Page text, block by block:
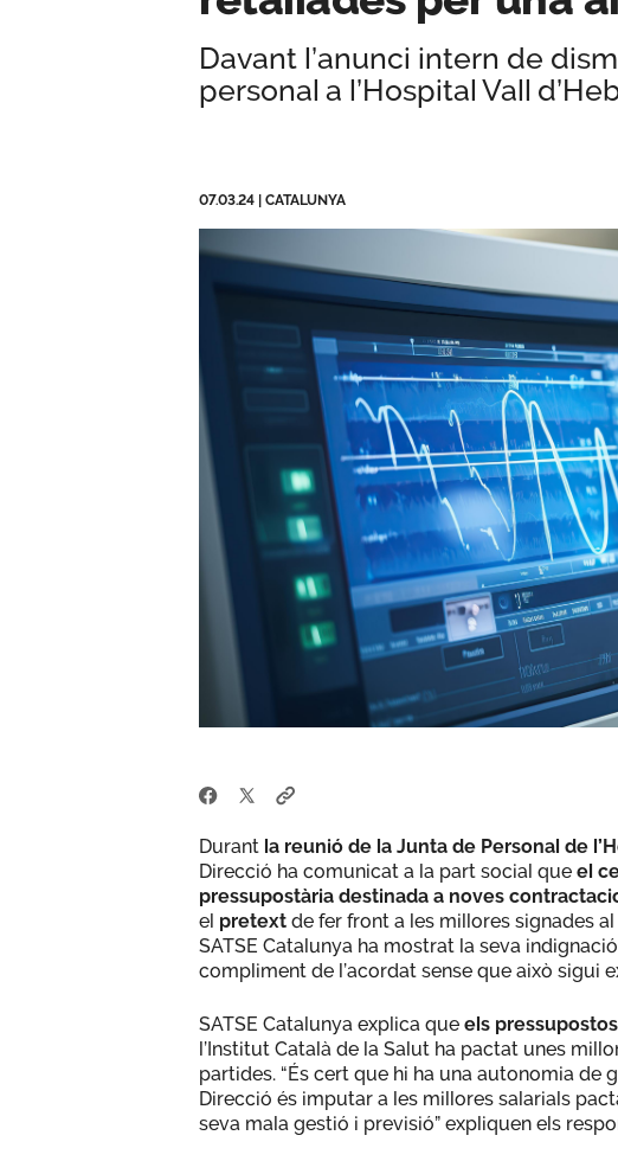
Davant l’anunci intern de
personal a l’Hospital Vall
07.03.24 CATALUNYA
Durant la reunió de la Junta de Personal de
Direcció ha comunicat a la part social que el
pressupostària destinada a noves
el pretext de fer front a les millores signades al
SATSE Catalunya ha mostrat la seva
compliment de l’acordat sense que això sigui
SATSE Catalunya explica que els
l’Institut Català de la Salut ha pactat unes
partides. “És cert que hi ha una autonomia de
Direcció és imputar a les millores salarials
seva mala gestió i previsió” expliquen els